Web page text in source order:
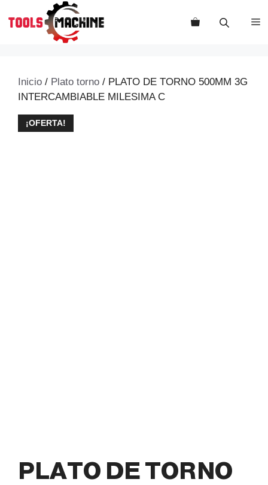
Inicio / Plato torno / PLATO DE TORNO 500MM 3G
INTERCAMBIABLE MILESIMA C
¡OFERTA!
PLATO DE TORNO